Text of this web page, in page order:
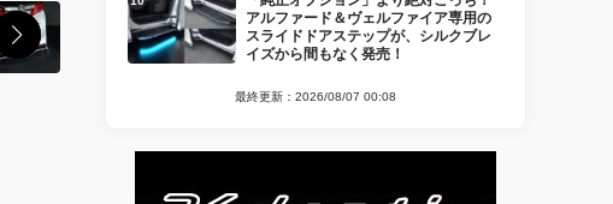
アルファード＆ヴェルファイア専用の
スライドドアステップが、シルクブレ
イズから間もなく発売！
最終更新：2026/08/07 00:08